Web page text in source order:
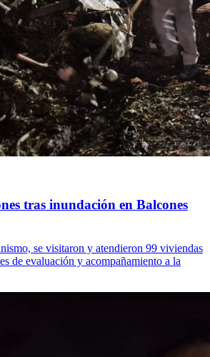
tras inundación en Balcones
se visitaron y atendieron 99 viviendas
de evaluación y acompañamiento a la